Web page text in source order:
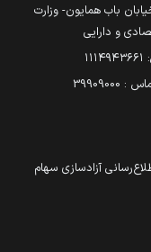
باب همایون- وزارت
و دارایی
آزادسازی سهام